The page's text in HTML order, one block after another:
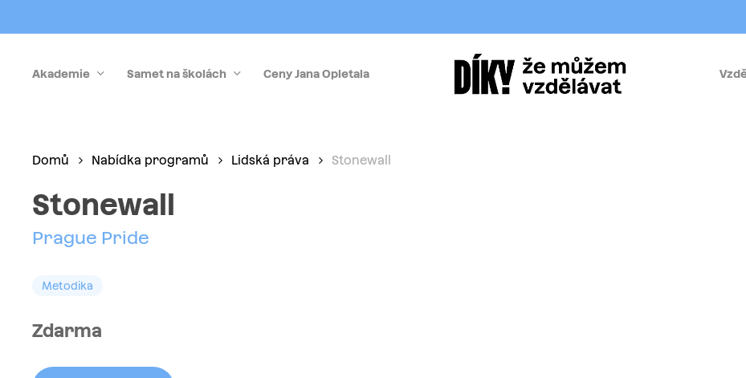
to
contentAkademie Samet na školách Ceny Jana Opletala
Domů Nabídka programů Lidská práva Stonewall
Stonewall
Prague Pride
Metodika
Zdarma